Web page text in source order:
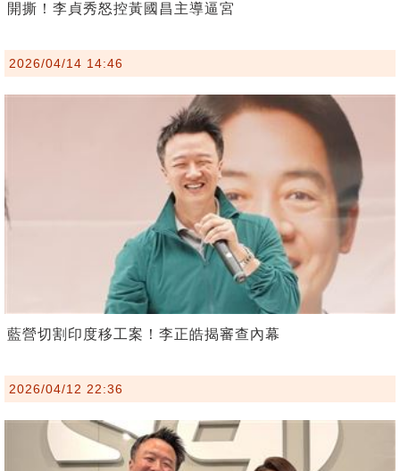
開撕！李貞秀怒控黃國昌主導逼宮
2026/04/14 14:46
藍營切割印度移工案！李正皓揭審查內幕
2026/04/12 22:36